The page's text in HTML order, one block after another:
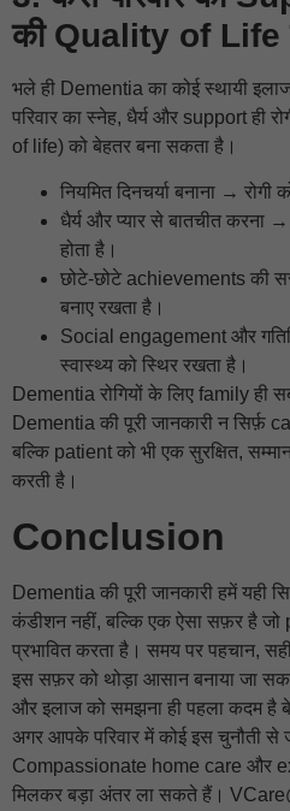
की Quality of Life
भले ही Dementia का कोई स्थायी
परिवार का स्नेह, धैर्य और support ही
of life) को बेहतर बना सकता है।
नियमित दिनचर्या बनाना → रोगी
धैर्य और प्यार से बातचीत करना
होता है।
छोटे-छोटे achievements की
बनाए रखता है।
Social engagement और
स्वास्थ्य को स्थिर रखता है।
Dementia रोगियों के लिए family ही
Dementia की पूरी जानकारी न सिर्फ़
बल्कि patient को भी एक सुरक्षित,
करती है।
Conclusion
Dementia की पूरी जानकारी हमें यही
कंडीशन नहीं, बल्कि एक ऐसा सफ़र है जो
प्रभावित करता है। समय पर पहचान,
इस सफ़र को थोड़ा आसान बनाया जा
और इलाज को समझना ही पहला कदम है
अगर आपके परिवार में कोई इस चुनौती से
Compassionate home care और
मिलकर बड़ा अंतर ला सकते हैं।